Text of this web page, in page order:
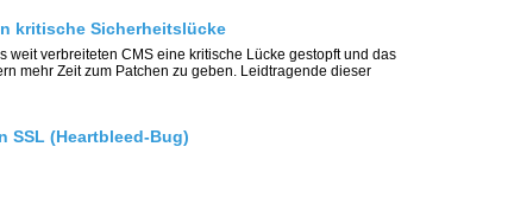
kritische Sicherheitslücke
weit verbreiteten CMS eine kritische Lücke gestopft und das
mehr Zeit zum Patchen zu geben. Leidtragende dieser
SSL (Heartbleed-Bug)